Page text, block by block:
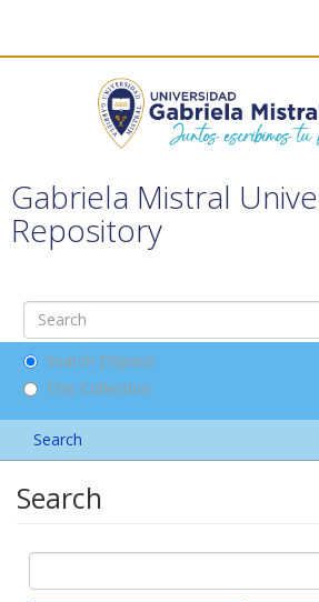
Gabriela Mistral
Repository
Search DSpace
This Collection
Search
Search